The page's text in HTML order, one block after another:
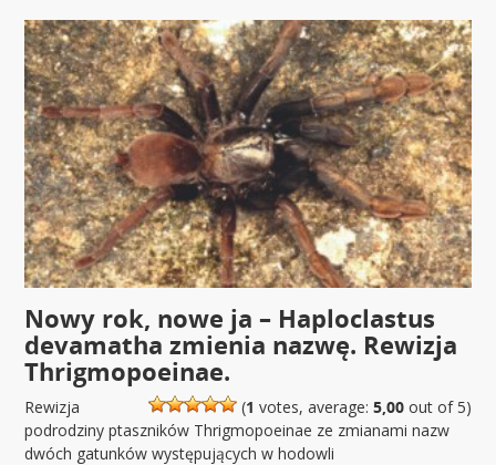
Nowy rok, nowe ja – Haploclastus
devamatha zmienia nazwę. Rewizja
Thrigmopoeinae.
(1 votes, average: 5,00out of 5)
Rewizja
podrodziny ptaszników Thrigmopoeinae ze zmianami nazw
dwóch gatunków występujących w hodowli